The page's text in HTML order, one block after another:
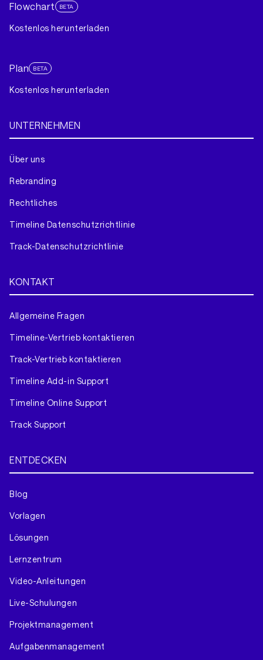
Flowchart BETA
Kostenlos herunterladen
Plan BETA
Kostenlos herunterladen
UNTERNEHMEN
Über uns
Rebranding
Rechtliches
Timeline Datenschutzrichtlinie
Track-Datenschutzrichtlinie
KONTAKT
Allgemeine Fragen
Timeline-Vertrieb kontaktieren
Track-Vertrieb kontaktieren
Timeline Add-in Support
Timeline Online Support
Track Support
ENTDECKEN
Blog
Vorlagen
Lösungen
Lernzentrum
Video-Anleitungen
Live-Schulungen
Projektmanagement
Aufgabenmanagement